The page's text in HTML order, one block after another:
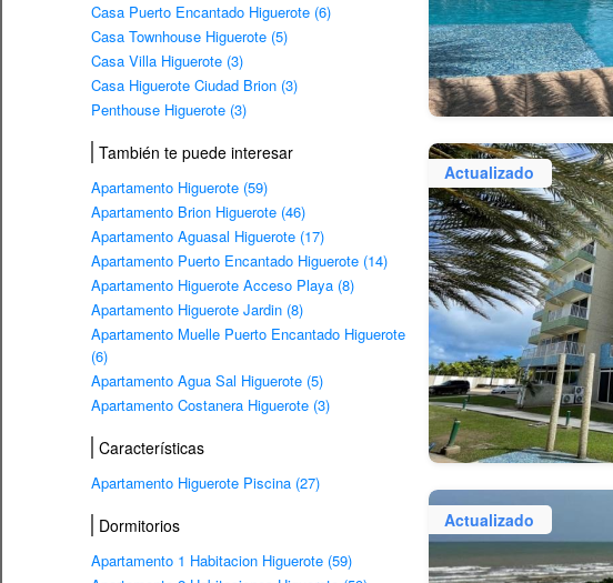
Casa Puerto Encantado Higuerote (6)
Casa Townhouse Higuerote (5)
Casa Villa Higuerote (3)
Casa Higuerote Ciudad Brion (3)
Penthouse Higuerote (3)
También te puede interesar
Apartamento Higuerote (59)
Apartamento Brion Higuerote (46)
Apartamento Aguasal Higuerote (17)
Apartamento Puerto Encantado Higuerote (14)
Apartamento Higuerote Acceso Playa (8)
Apartamento Higuerote Jardin (8)
Apartamento Muelle Puerto Encantado Higuerote
(6)
Apartamento Agua Sal Higuerote (5)
Apartamento Costanera Higuerote (3)
Características
Apartamento Higuerote Piscina (27)
Dormitorios
Apartamento 1 Habitacion Higuerote (59)
Actualizado
Actualizado